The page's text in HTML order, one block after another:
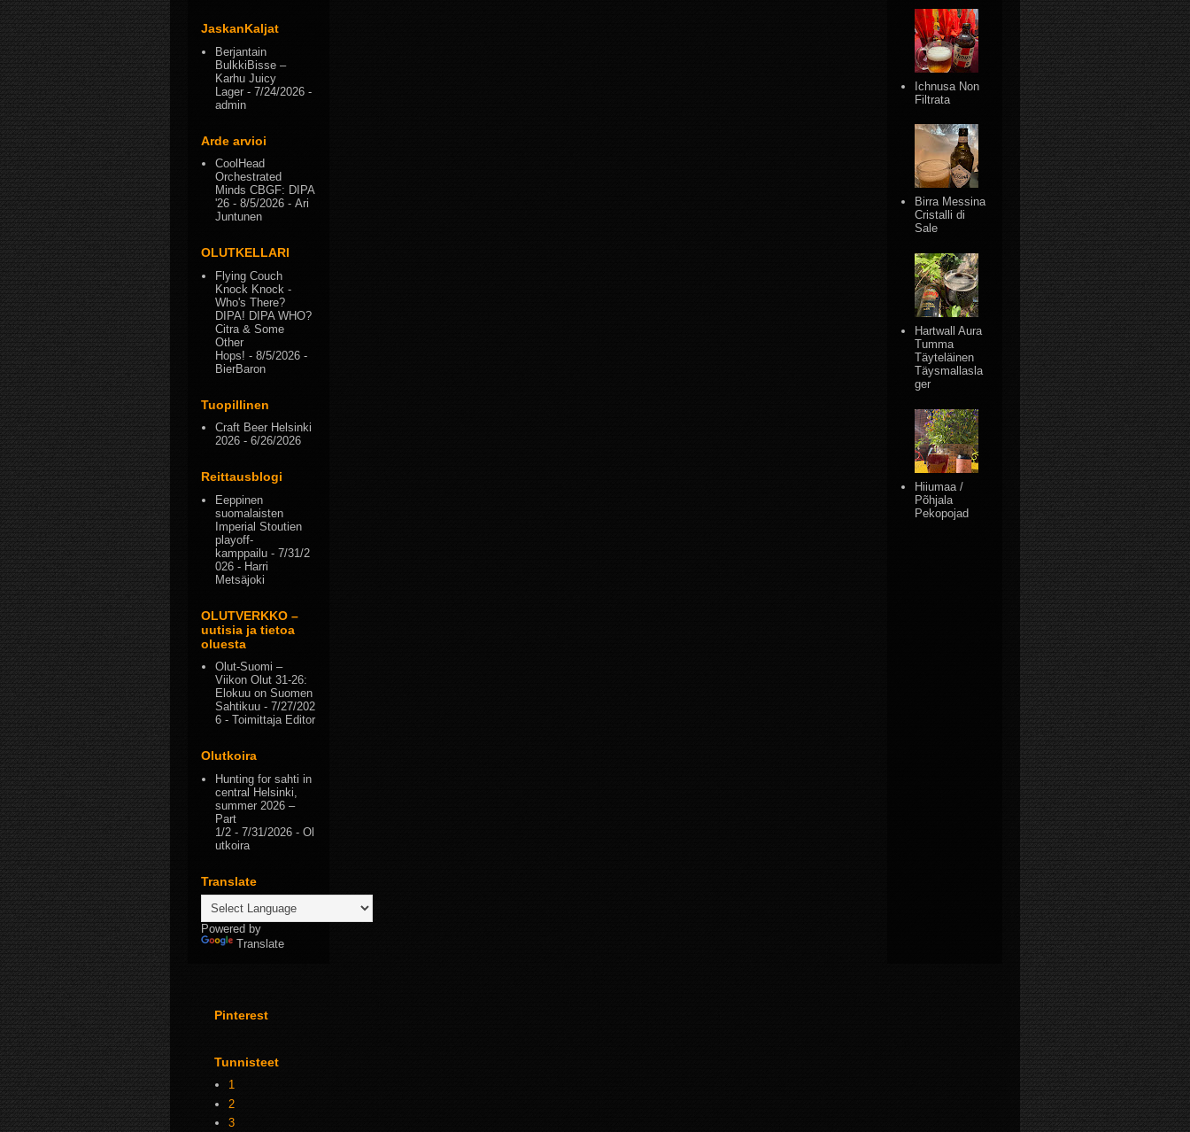
JaskanKaljat
Berjantain
BulkkiBisse –
Karhu Juicy
Lager - 7/24/2026 -
admin
Arde arvioi
CoolHead
Orchestrated
Minds CBGF: DIPA
'26 - 8/5/2026 - Ari
Juntunen
OLUTKELLARI
Flying Couch
Knock Knock -
Who's There?
DIPA! DIPA WHO?
Citra & Some
Other
Hops! - 8/5/2026 -
BierBaron
Tuopillinen
Craft Beer Helsinki
2026 - 6/26/2026
Reittausblogi
Eeppinen
suomalaisten
Imperial Stoutien
playoff-
kamppailu - 7/31/2
026 - Harri
Metsäjoki
OLUTVERKKO –
uutisia ja tietoa
oluesta
Olut-Suomi –
Viikon Olut 31-26:
Elokuu on Suomen
Sahtikuu - 7/27/202
6 - Toimittaja Editor
Olutkoira
Hunting for sahti in
central Helsinki,
summer 2026 –
Part
1/2 - 7/31/2026 - Ol
utkoira
Translate
Powered by
Translate
Ichnusa Non
Filtrata
Birra Messina
Cristalli di
Sale
Hartwall Aura
Tumma
Täyteläinen
Täysmallasla
ger
Hiiumaa /
Põhjala
Pekopojad
Pinterest
Tunnisteet
1
2
3